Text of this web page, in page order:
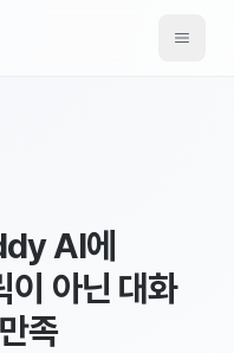
AI에
아닌 대화
족